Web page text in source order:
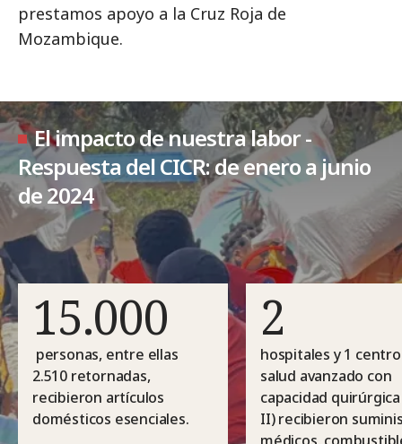
prestamos apoyo a la Cruz Roja de
Mozambique.
El impacto de nuestra labor -
Respuesta del CICR: de enero a junio
de 2024
15.000
personas, entre ellas
2.510 retornadas,
recibieron artículos
domésticos esenciales.
2
hospitales y 1
salud avanzado con
capacidad
II) recibieron